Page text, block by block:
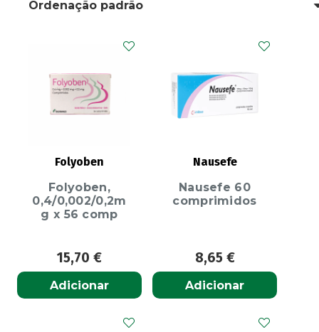
Folyoben
Folyoben,
0,4/0,002/0,2m
g x 56 comp
15,70 €
Adicionar
Nausefe
Nausefe 60
comprimidos
8,65 €
Adicionar